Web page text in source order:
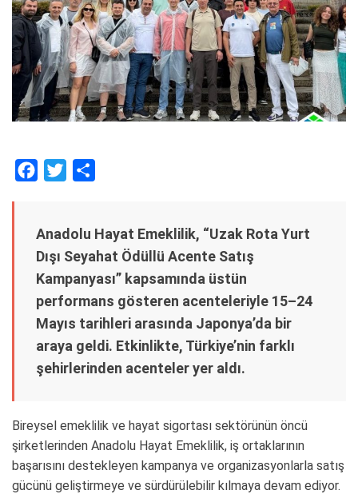
e
b
o
o
k
t
t
e
r
r
e
Anadolu Hayat Emeklilik, “Uzak Rota Yurt
Dışı Seyahat Ödüllü Acente Satış
Kampanyası” kapsamında üstün
performans gösteren acenteleriyle 15–24
Mayıs tarihleri arasında Japonya’da bir
araya geldi. Etkinlikte, Türkiye’nin farklı
şehirlerinden acenteler yer aldı.
Bireysel emeklilik ve hayat sigortası sektörünün öncü
şirketlerinden Anadolu Hayat Emeklilik, iş ortaklarının
başarısını destekleyen kampanya ve organizasyonlarla satış
gücünü geliştirmeye ve sürdürülebilir kılmaya devam ediyor.